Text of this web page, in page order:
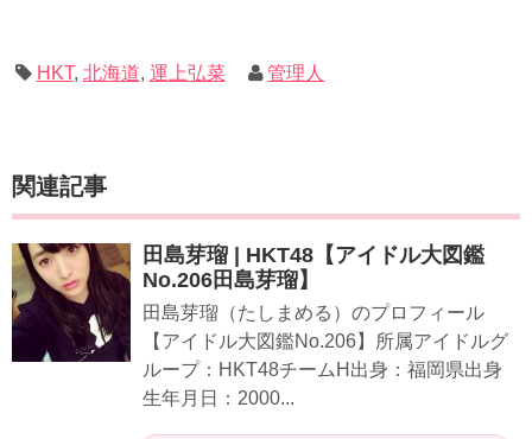
HKT, 北海道, 運上弘菜 管理人
関連記事
田島芽瑠 | HKT48【アイドル大図鑑
No.206田島芽瑠】
田島芽瑠（たしまめる）のプロフィール
【アイドル大図鑑No.206】所属アイドルグ
ループ：HKT48チームH出身：福岡県出身
生年月日：2000...